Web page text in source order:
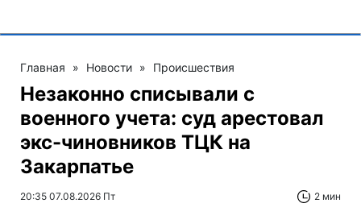
Главная » Новости » Происшествия
Незаконно списывали с
военного учета: суд арестовал
экс-чиновников ТЦК на
Закарпатье
20:35 07.08.2026 Пт 2 мин